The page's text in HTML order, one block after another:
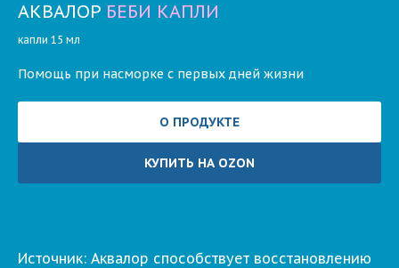
АКВАЛОР БЕБИ КАПЛИ
капли 15 мл
Помощь при насморке с первых дней жизни
О ПРОДУКТЕ
КУПИТЬ НА OZON
Источник: Аквалор способствует восстановлению